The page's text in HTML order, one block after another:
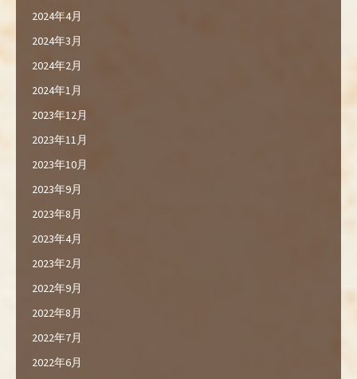
2024年4月
2024年3月
2024年2月
2024年1月
2023年12月
2023年11月
2023年10月
2023年9月
2023年8月
2023年4月
2023年2月
2022年9月
2022年8月
2022年7月
2022年6月